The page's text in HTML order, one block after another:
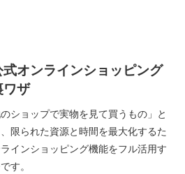
オンラインショッピング
ワザ
ショップで実物を見て買うもの」と
限られた資源と時間を最大化するた
インショッピング機能をフル活用す
す。